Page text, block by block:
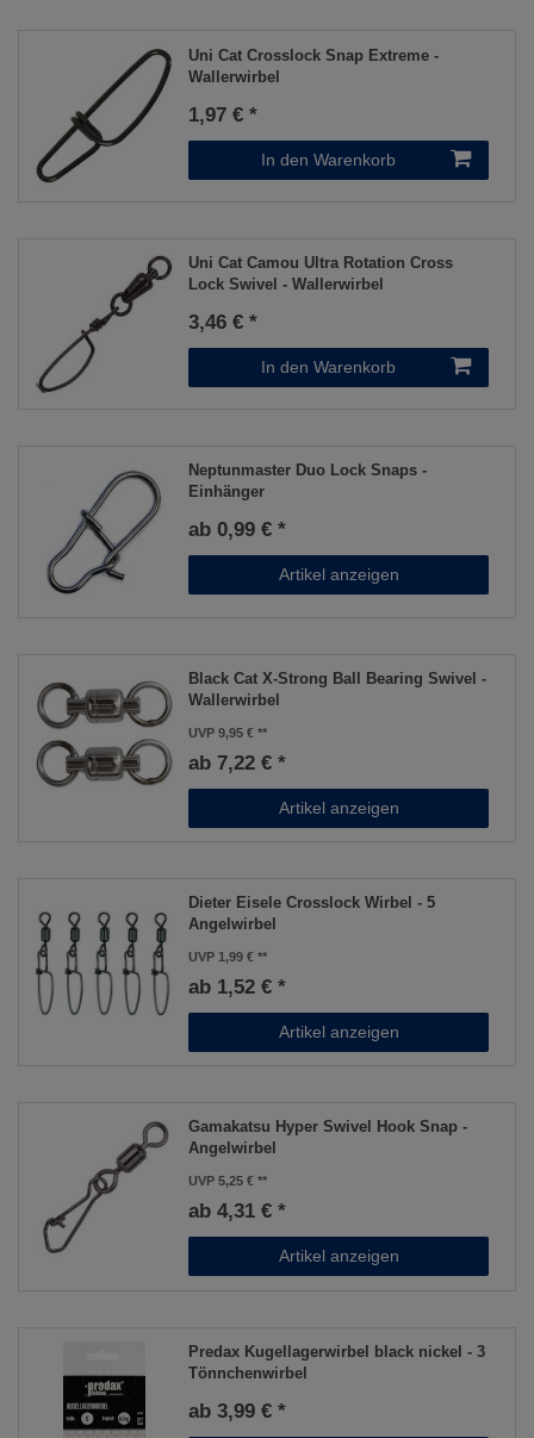
Uni Cat Crosslock Snap Extreme -
Wallerwirbel
1,97 € *
In den Warenkorb
Uni Cat Camou Ultra Rotation Cross
Lock Swivel - Wallerwirbel
3,46 € *
In den Warenkorb
Neptunmaster Duo Lock Snaps -
Einhänger
ab 0,99 € *
Artikel anzeigen
Black Cat X-Strong Ball Bearing Swivel -
Wallerwirbel
UVP 9,95 €
ab 7,22 € *
Artikel anzeigen
Dieter Eisele Crosslock Wirbel - 5
Angelwirbel
UVP 1,99 €
ab 1,52 € *
Artikel anzeigen
Gamakatsu Hyper Swivel Hook Snap -
Angelwirbel
UVP 5,25 €
ab 4,31 € *
Artikel anzeigen
Predax Kugellagerwirbel black nickel - 3
Tönnchenwirbel
ab 3,99 € *